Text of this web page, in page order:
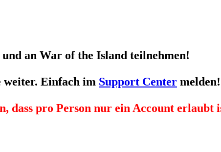
an War of the Island teilnehmen!
weiter. Einfach im Support Center melden!
dass pro Person nur ein Account erlaubt